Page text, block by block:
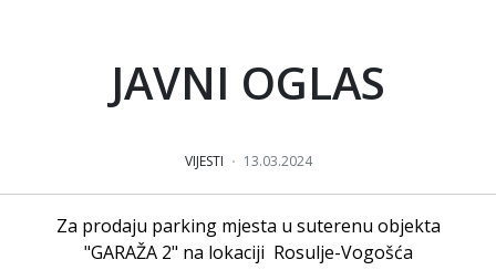
JAVNI OGLAS
VIJESTI 13.03.2024
Za prodaju parking mjesta u suterenu objekta
"GARAŽA 2" na lokaciji Rosulje-Vogošća